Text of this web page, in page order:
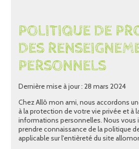
POLITIQUE DE
DES
PERSONNELS
Dernière mise à jour : 28 mars 2024
Chez Allô mon ami, nous accordons
à la protection de votre vie privée et à
informations personnelles. Nous vous
prendre connaissance de la politique
applicable sur l'entièreté du site